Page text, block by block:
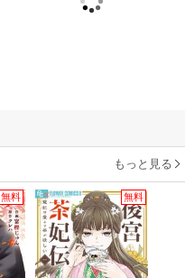
もっと見る
無料 無料